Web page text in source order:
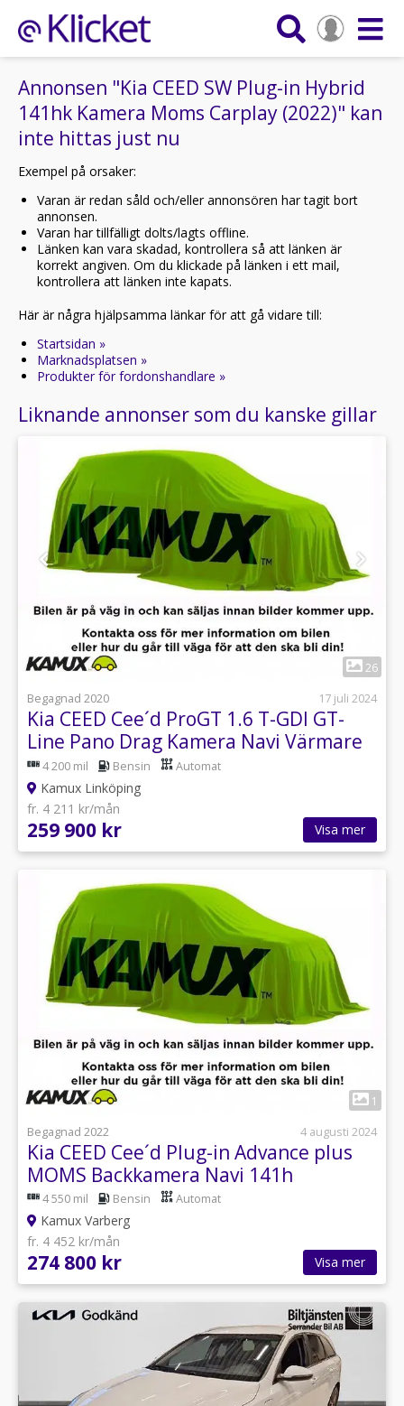
Annonsen "Kia CEED SW Plug-in Hybrid
141hk Kamera Moms Carplay (2022)" kan
inte hittas just nu
Exempel på orsaker:
Varan är redan såld och/eller annonsören har tagit bort
annonsen.
Varan har tillfälligt dolts/lagts offline.
Länken kan vara skadad, kontrollera så att länken är
korrekt angiven. Om du klickade på länken i ett mail,
kontrollera att länken inte kapats.
Här är några hjälpsamma länkar för att gå vidare till:
Startsidan »
Marknadsplatsen »
Produkter för fordonshandlare »
Liknande annonser som du kanske gillar
26
Begagnad 2020
17 juli 2024
Kia CEED Cee´d ProGT 1.6 T-GDI GT-
Line Pano Drag Kamera Navi Värmare
4 200 mil Bensin Automat
Kamux Linköping
fr. 4 211 kr/mån
259 900 kr Visa mer
1
Begagnad 2022
4 augusti 2024
Kia CEED Cee´d Plug-in Advance plus
MOMS Backkamera Navi 141h
4 550 mil Bensin Automat
Kamux Varberg
fr. 4 452 kr/mån
274 800 kr Visa mer